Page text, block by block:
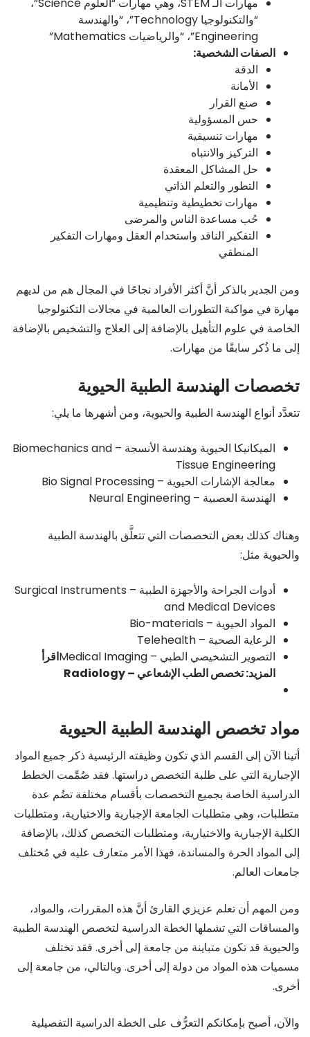
“والتكنولوجيا Technology”، “والهندسة
Engineering”، “والرياضيات Mathematics”
الصفات الشخصية:
الدقة
الأمانة
صنع القرار
حس المسؤولية
مهارات تنسيقية
التركيز والانتباه
حل المشاكل المعقدة
التطور والتعلم الذاتي
مهارات تخطيطية وتنظيمية
حُب مساعدة الناس والمرضى
التفكير الناقد واستخدام العقل ومهارات التفكير
المنطقي
ومن الجدير بالذكر أنَّ أكثر الأفراد نجاحًا في المجال هم من لديهم
مهارة في مواكبة التطورات العالمية في مجالات التكنولوجيا
الخاصة في علوم التأهيل بالإضافة إلى العلاج والتشخيص بالإضافة
إلى ما ذُكر سابقًا من مهارات.
تخصصات الهندسة الطبية الحيوية
تتعدَّد أنواع الهندسة الطبية والحيوية، ومن أشهرها ما يلي:
الميكانيكا الحيوية وهندسة الأنسجة – Biomechanics and
Tissue Engineering
معالجة الإشارات الحيوية – Bio Signal Processing
الهندسة العصبية – Neural Engineering
وهناك كذلك بعض التخصصات التي تتعلَّق بالهندسة الطبية
والحيوية مثل:
أدوات الجراحة والأجهزة الطبية – Surgical Instruments
and Medical Devices
المواد الحيوية – Bio-materials
الرعاية الصحية – Telehealth
التصوير التشخيصي الطبي – Medical Imaging
اقرأ
المزيد: تخصص الطب الإشعاعي – Radiology
مواد تخصص الهندسة الطبية الحيوية
أتينا الآن إلى القسم الذي تكون وظيفته الرئيسية ذكر جميع المواد
الإجبارية التي على طلبة التخصص دراستها. فقد صُمِّمت الخطط
الدراسية الخاصة بجميع التخصصات بأقسام مختلفة تضُم عدة
متطلبات، وهي متطلبات الجامعة الإجبارية والاختيارية، ومتطلبات
الكلية الإجبارية والاختيارية، ومتطلبات التخصص كذلك، بالإضافة
إلى المواد الحرة والمساندة، فهذا الأمر متعارف عليه في مُختلف
جامعات العالم.
ومن المهم أن تعلم عزيزي القارئ أنَّ هذه المقررات، والمواد،
والمساقات التي تشملها الخطة الدراسية لتخصص الهندسة الطبية
والحيوية قد تكون متباينة من جامعة إلى أخرى. فقد تختلف
مسميات هذه المواد من دولة إلى أخرى. وبالتالي، من جامعة إلى
أخرى.
والآن، أصبح بإمكانكم التعرُّف على الخطة الدراسية التفصيلية